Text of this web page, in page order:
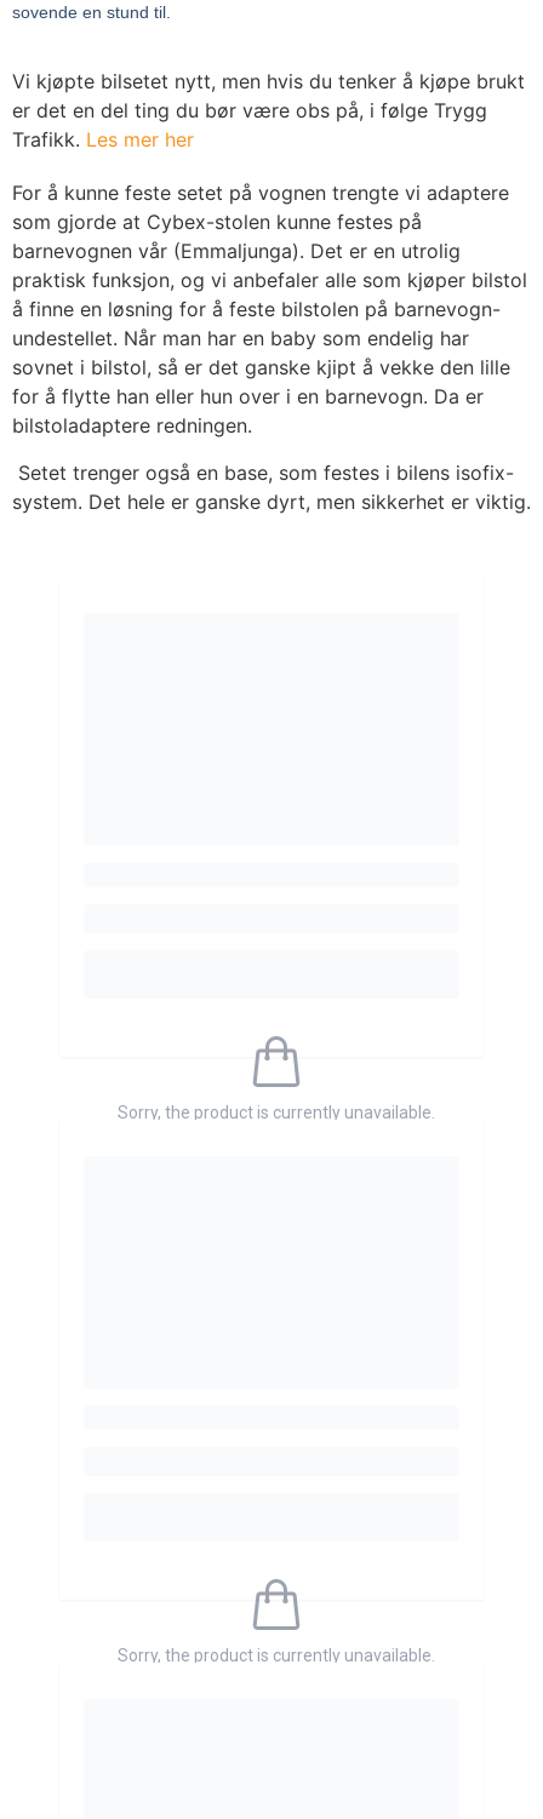
sovende en stund til.
Vi kjøpte bilsetet nytt, men hvis du tenker å kjøpe brukt
er det en del ting du bør være obs på, i følge Trygg
Trafikk. Les mer her
For å kunne feste setet på vognen trengte vi adaptere
som gjorde at Cybex-stolen kunne festes på
barnevognen vår (Emmaljunga). Det er en utrolig
praktisk funksjon, og vi anbefaler alle som kjøper bilstol
å finne en løsning for å feste bilstolen på barnevogn-
undestellet. Når man har en baby som endelig har
sovnet i bilstol, så er det ganske kjipt å vekke den lille
for å flytte han eller hun over i en barnevogn. Da er
bilstoladaptere redningen.
Setet trenger også en base, som festes i bilens isofix-
system. Det hele er ganske dyrt, men sikkerhet er viktig.
Sorry, the product is currently unavailable.
Sorry, the product is currently unavailable.